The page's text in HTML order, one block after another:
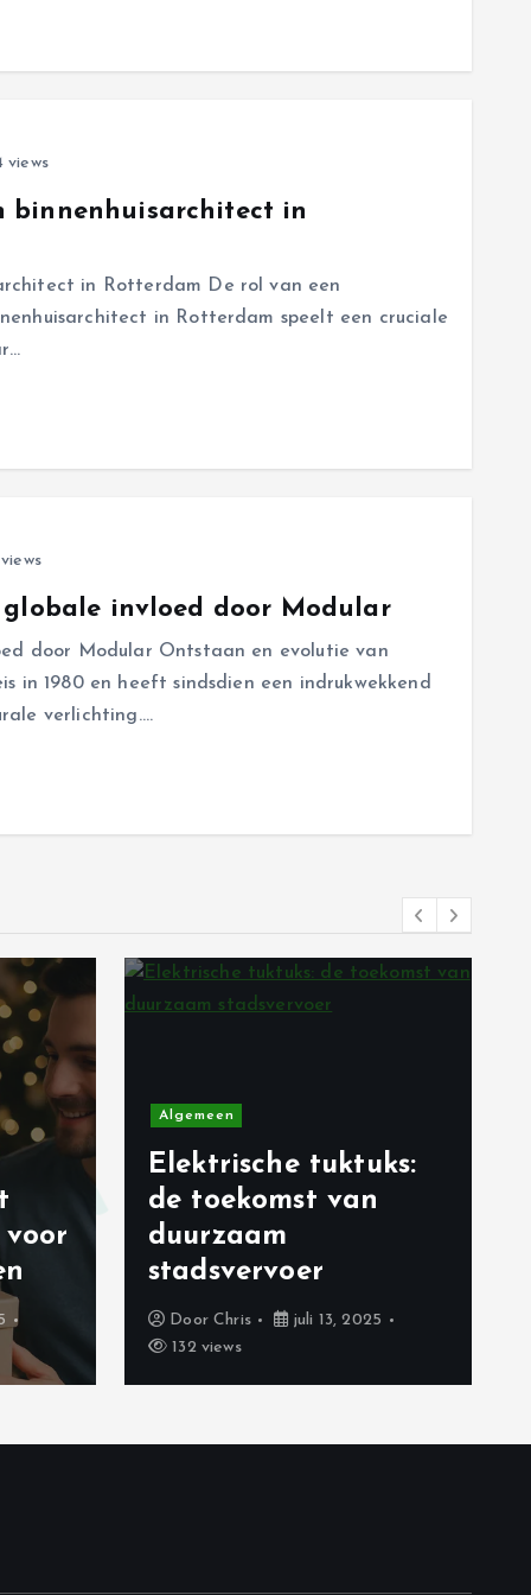
views
binnenhuisarchitect in
in Rotterdam De rol van een
in Rotterdam speelt een cruciale
invloed door Modular
door Modular Ontstaan en evolutie van
in 1980 en heeft sindsdien een indrukwekkend
verlichting.…
Algemeen
Elektrische tuktuks:
de toekomst van
duurzaam
stadsvervoer
DoorChris
juli 13, 2025
132 views